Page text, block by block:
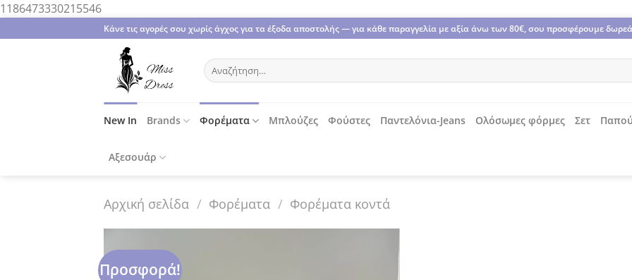
1186473330215546Μετάβαση
στο
περιεχόμενο
Κάνε τις αγορές σου χωρίς άγχος για τα έξοδα αποστολής — για κάθε παραγγελία με αξία άνω των 80€, σου προσφέρουμε
Αναζήτηση
για:
New In Brands Φορέματα Μπλούζες Φούστες Παντελόνια-Jeans Ολόσωμες φόρμες Σετ
Αξεσουάρ
Αρχική σελίδα / Φορέματα / Φορέματα κοντά
Προσφορά!